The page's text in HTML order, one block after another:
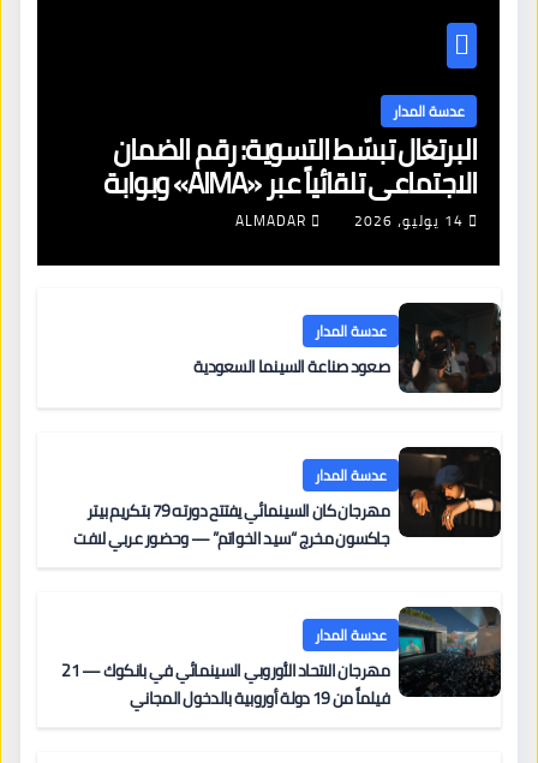
عدسة المدار
البرتغال تبسّط التسوية: رقم الضمان
الاجتماعي تلقائياً عبر «AIMA» وبوابة
جديدة لتجديد الإقامات
14 يوليو، 2026 ALMADAR
عدسة المدار
صعود صناعة السينما السعودية
عدسة المدار
مهرجان كان السينمائي يفتتح دورته 79 بتكريم بيتر
جاكسون مخرج “سيد الخواتم” — وحضور عربي لافت
عدسة المدار
مهرجان الاتحاد الأوروبي السينمائي في بانكوك — 21
فيلماً من 19 دولة أوروبية بالدخول المجاني